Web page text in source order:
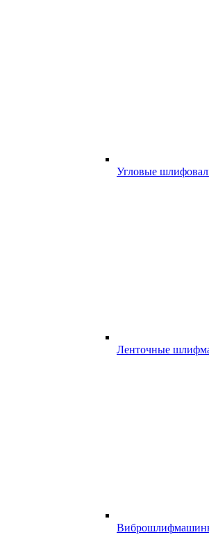
Угловые
Ленточные